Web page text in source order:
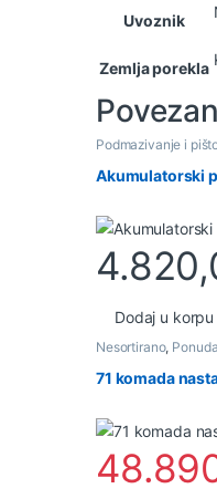
Uvoznik
Zemlja porekla
Podmazivanje i
Akumulatorski
Dodaj u korpu
Nesortirano, Ponuda
71 komada